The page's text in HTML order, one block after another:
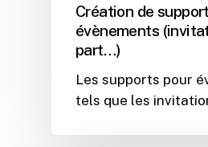
Création de
évènements
part…)
Les supports pour
tels que les